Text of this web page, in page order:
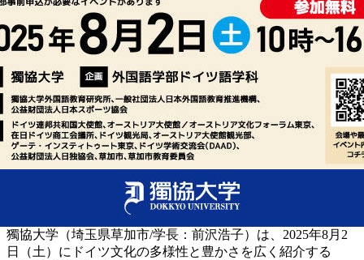
獨協大学（埼玉県草加市/学長：前沢浩子）は、2025年8月2
日（土）にドイツ文化の多様性と豊かさを広く紹介する